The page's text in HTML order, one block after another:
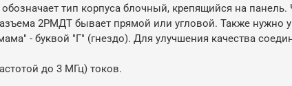
тип корпуса блочный, крепящийся на панель.
2РМДТ бывает прямой или угловой. Также нужно
- буквой "Г" (гнездо). Для улучшения качества
до 3 МГц) токов.